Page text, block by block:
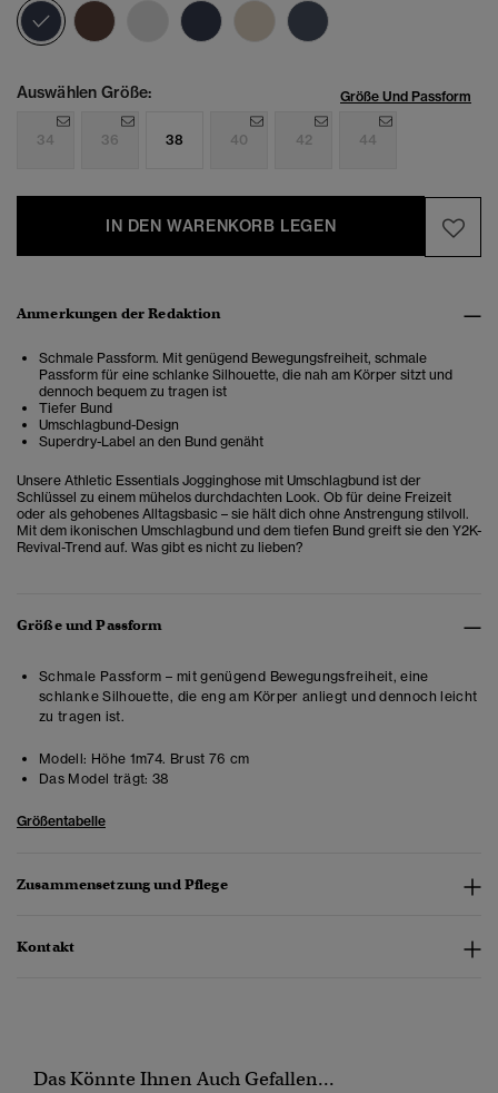
Ausgewählt
Auswählen Größe: Größe Und Passform
34 36 38 40 42 44
IN DEN WARENKORB LEGEN
Anmerkungen der Redaktion
Schmale Passform. Mit genügend Bewegungsfreiheit, schmale
Passform für eine schlanke Silhouette, die nah am Körper sitzt und
dennoch bequem zu tragen ist
Tiefer Bund
Umschlagbund-Design
Superdry-Label an den Bund genäht
Unsere Athletic Essentials Jogginghose mit Umschlagbund ist der
Schlüssel zu einem mühelos durchdachten Look. Ob für deine Freizeit
oder als gehobenes Alltagsbasic – sie hält dich ohne Anstrengung stilvoll.
Mit dem ikonischen Umschlagbund und dem tiefen Bund greift sie den Y2K-
Revival-Trend auf. Was gibt es nicht zu lieben?
Größe und Passform
Schmale Passform – mit genügend Bewegungsfreiheit, eine
schlanke Silhouette, die eng am Körper anliegt und dennoch leicht
zu tragen ist.
Modell: Höhe 1m74. Brust 76 cm
Das Model trägt: 38
Größentabelle
Zusammensetzung und Pflege
Kontakt
Das Könnte Ihnen Auch Gefallen...